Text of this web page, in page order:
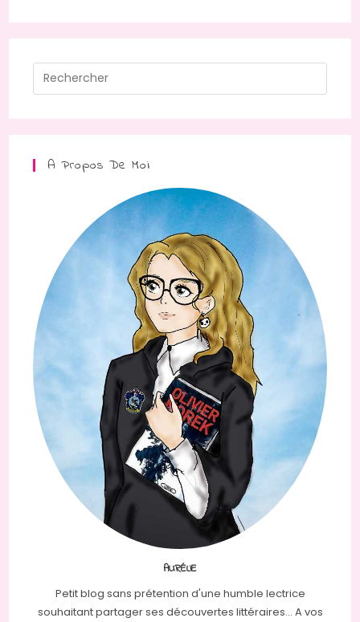
A Propos De Moi
AURÉLIE
Petit blog sans prétention d'une humble lectrice
souhaitant partager ses découvertes littéraires... A vos